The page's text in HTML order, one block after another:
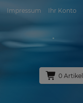
Impressum Ihr Konto
0 Artikel